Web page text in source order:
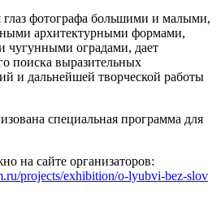
фотографа большими и малыми,
архитектурными формами,
чугунными оградами, дает
поиска выразительных
и дальнейшей творческой работы
специальная программа для
на сайте организаторов:
projects/exhibition/o-lyubvi-bez-slov